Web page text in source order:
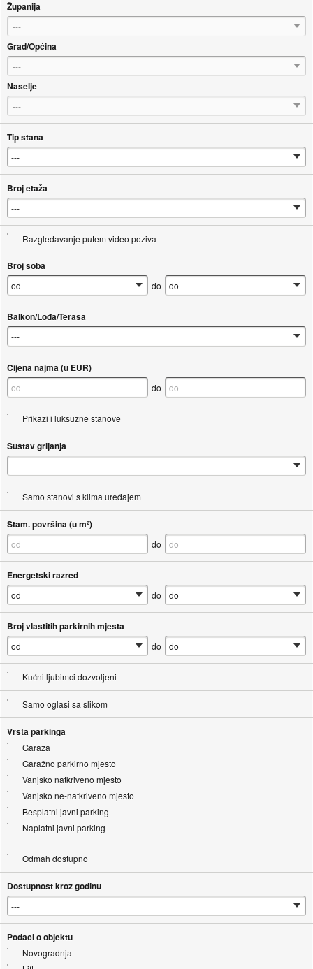
Županija
---
Grad/Općina
---
Naselje
---
Tip stana
Broj etaža
Razgledavanje putem video poziva
Broj soba
do
Balkon/Lođa/Terasa
Cijena najma (u EUR)
do
Prikaži i luksuzne stanove
Sustav grijanja
Samo stanovi s klima uređajem
Stam. površina (u m²)
do
Energetski razred
do
Broj vlastitih parkirnih mjesta
do
Kućni ljubimci dozvoljeni
Samo oglasi sa slikom
Vrsta parkinga
Garaža
Garažno parkirno mjesto
Vanjsko natkriveno mjesto
Vanjsko ne-natkriveno mjesto
Besplatni javni parking
Naplatni javni parking
Odmah dostupno
Dostupnost kroz godinu
Podaci o objektu
Novogradnja